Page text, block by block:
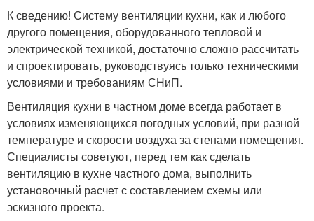
К сведению! Систему вентиляции кухни, как и любого
другого помещения, оборудованного тепловой и
электрической техникой, достаточно сложно рассчитать
и спроектировать, руководствуясь только техническими
условиями и требованиям СНиП.
Вентиляция кухни в частном доме всегда работает в
условиях изменяющихся погодных условий, при разной
температуре и скорости воздуха за стенами помещения.
Специалисты советуют, перед тем как сделать
вентиляцию в кухне частного дома, выполнить
установочный расчет с составлением схемы или
эскизного проекта.